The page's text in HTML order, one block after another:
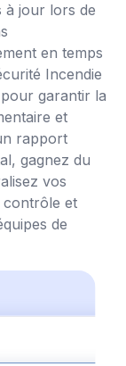
à jour lors de
en temps
Incendie
garantir la
et
rapport
gagnez du
vos
contrôle et
de